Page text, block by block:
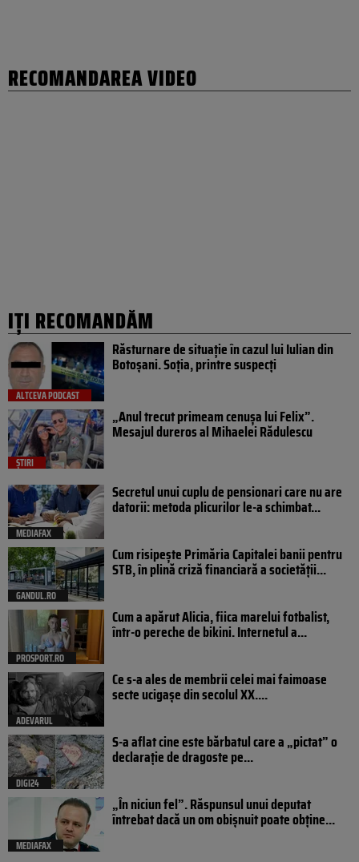
RECOMANDAREA VIDEO
IȚI RECOMANDĂM
ALTCEVA PODCAST
Răsturnare de situație în cazul lui Iulian din
Botoșani. Soția, printre suspecți
ȘTIRI
„Anul trecut primeam cenușa lui Felix”.
Mesajul dureros al Mihaelei Rădulescu
MEDIAFAX
Secretul unui cuplu de pensionari care nu are
datorii: metoda plicurilor le-a schimbat...
GANDUL.RO
Cum risipește Primăria Capitalei banii pentru
STB, în plină criză financiară a societății...
PROSPORT.RO
Cum a apărut Alicia, fiica marelui fotbalist,
într-o pereche de bikini. Internetul a...
ADEVARUL
Ce s-a ales de membrii celei mai faimoase
secte ucigașe din secolul XX....
DIGI24
S-a aflat cine este bărbatul care a „pictat” o
declarație de dragoste pe...
MEDIAFAX
„În niciun fel”. Răspunsul unui deputat
întrebat dacă un om obișnuit poate obține...